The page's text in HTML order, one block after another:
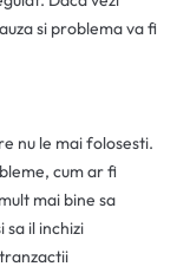
si problema va fi
nu le mai folosesti.
cum ar fi
mai bine sa
il inchizi